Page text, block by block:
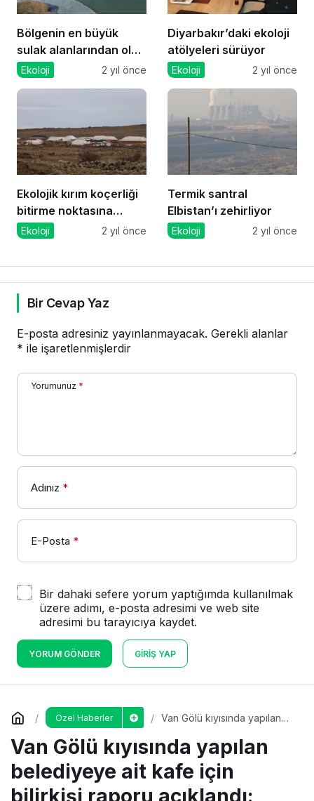
Bölgenin en büyük
sulak alanlarından olan
Engil-Dilkaya Deltası
Ekoloji 2 yıl önce
Diyarbakır’daki ekoloji
atölyeleri sürüyor
Ekoloji 2 yıl önce
Ekolojik kırım koçerliği
bitirme noktasına
getirdi
Ekoloji 2 yıl önce
Termik santral
Elbistan’ı zehirliyor
Ekoloji 2 yıl önce
Bir Cevap Yaz
E-posta adresiniz yayınlanmayacak. Gerekli alanlar
* ile işaretlenmişlerdir
Yorumunuz *
Adınız *
E-Posta *
Bir dahaki sefere yorum yaptığımda kullanılmak
üzere adımı, e-posta adresimi ve web site
adresimi bu tarayıcıya kaydet.
YORUM GÖNDER GIRIŞ YAP
Özel Haberler
Van Gölü kıyısında yapılan
bilirkişi raporu açıklandı: “Kıyı
kanununa aykırı”
Van Gölü kıyısında yapılan
belediyeye ait kafe için